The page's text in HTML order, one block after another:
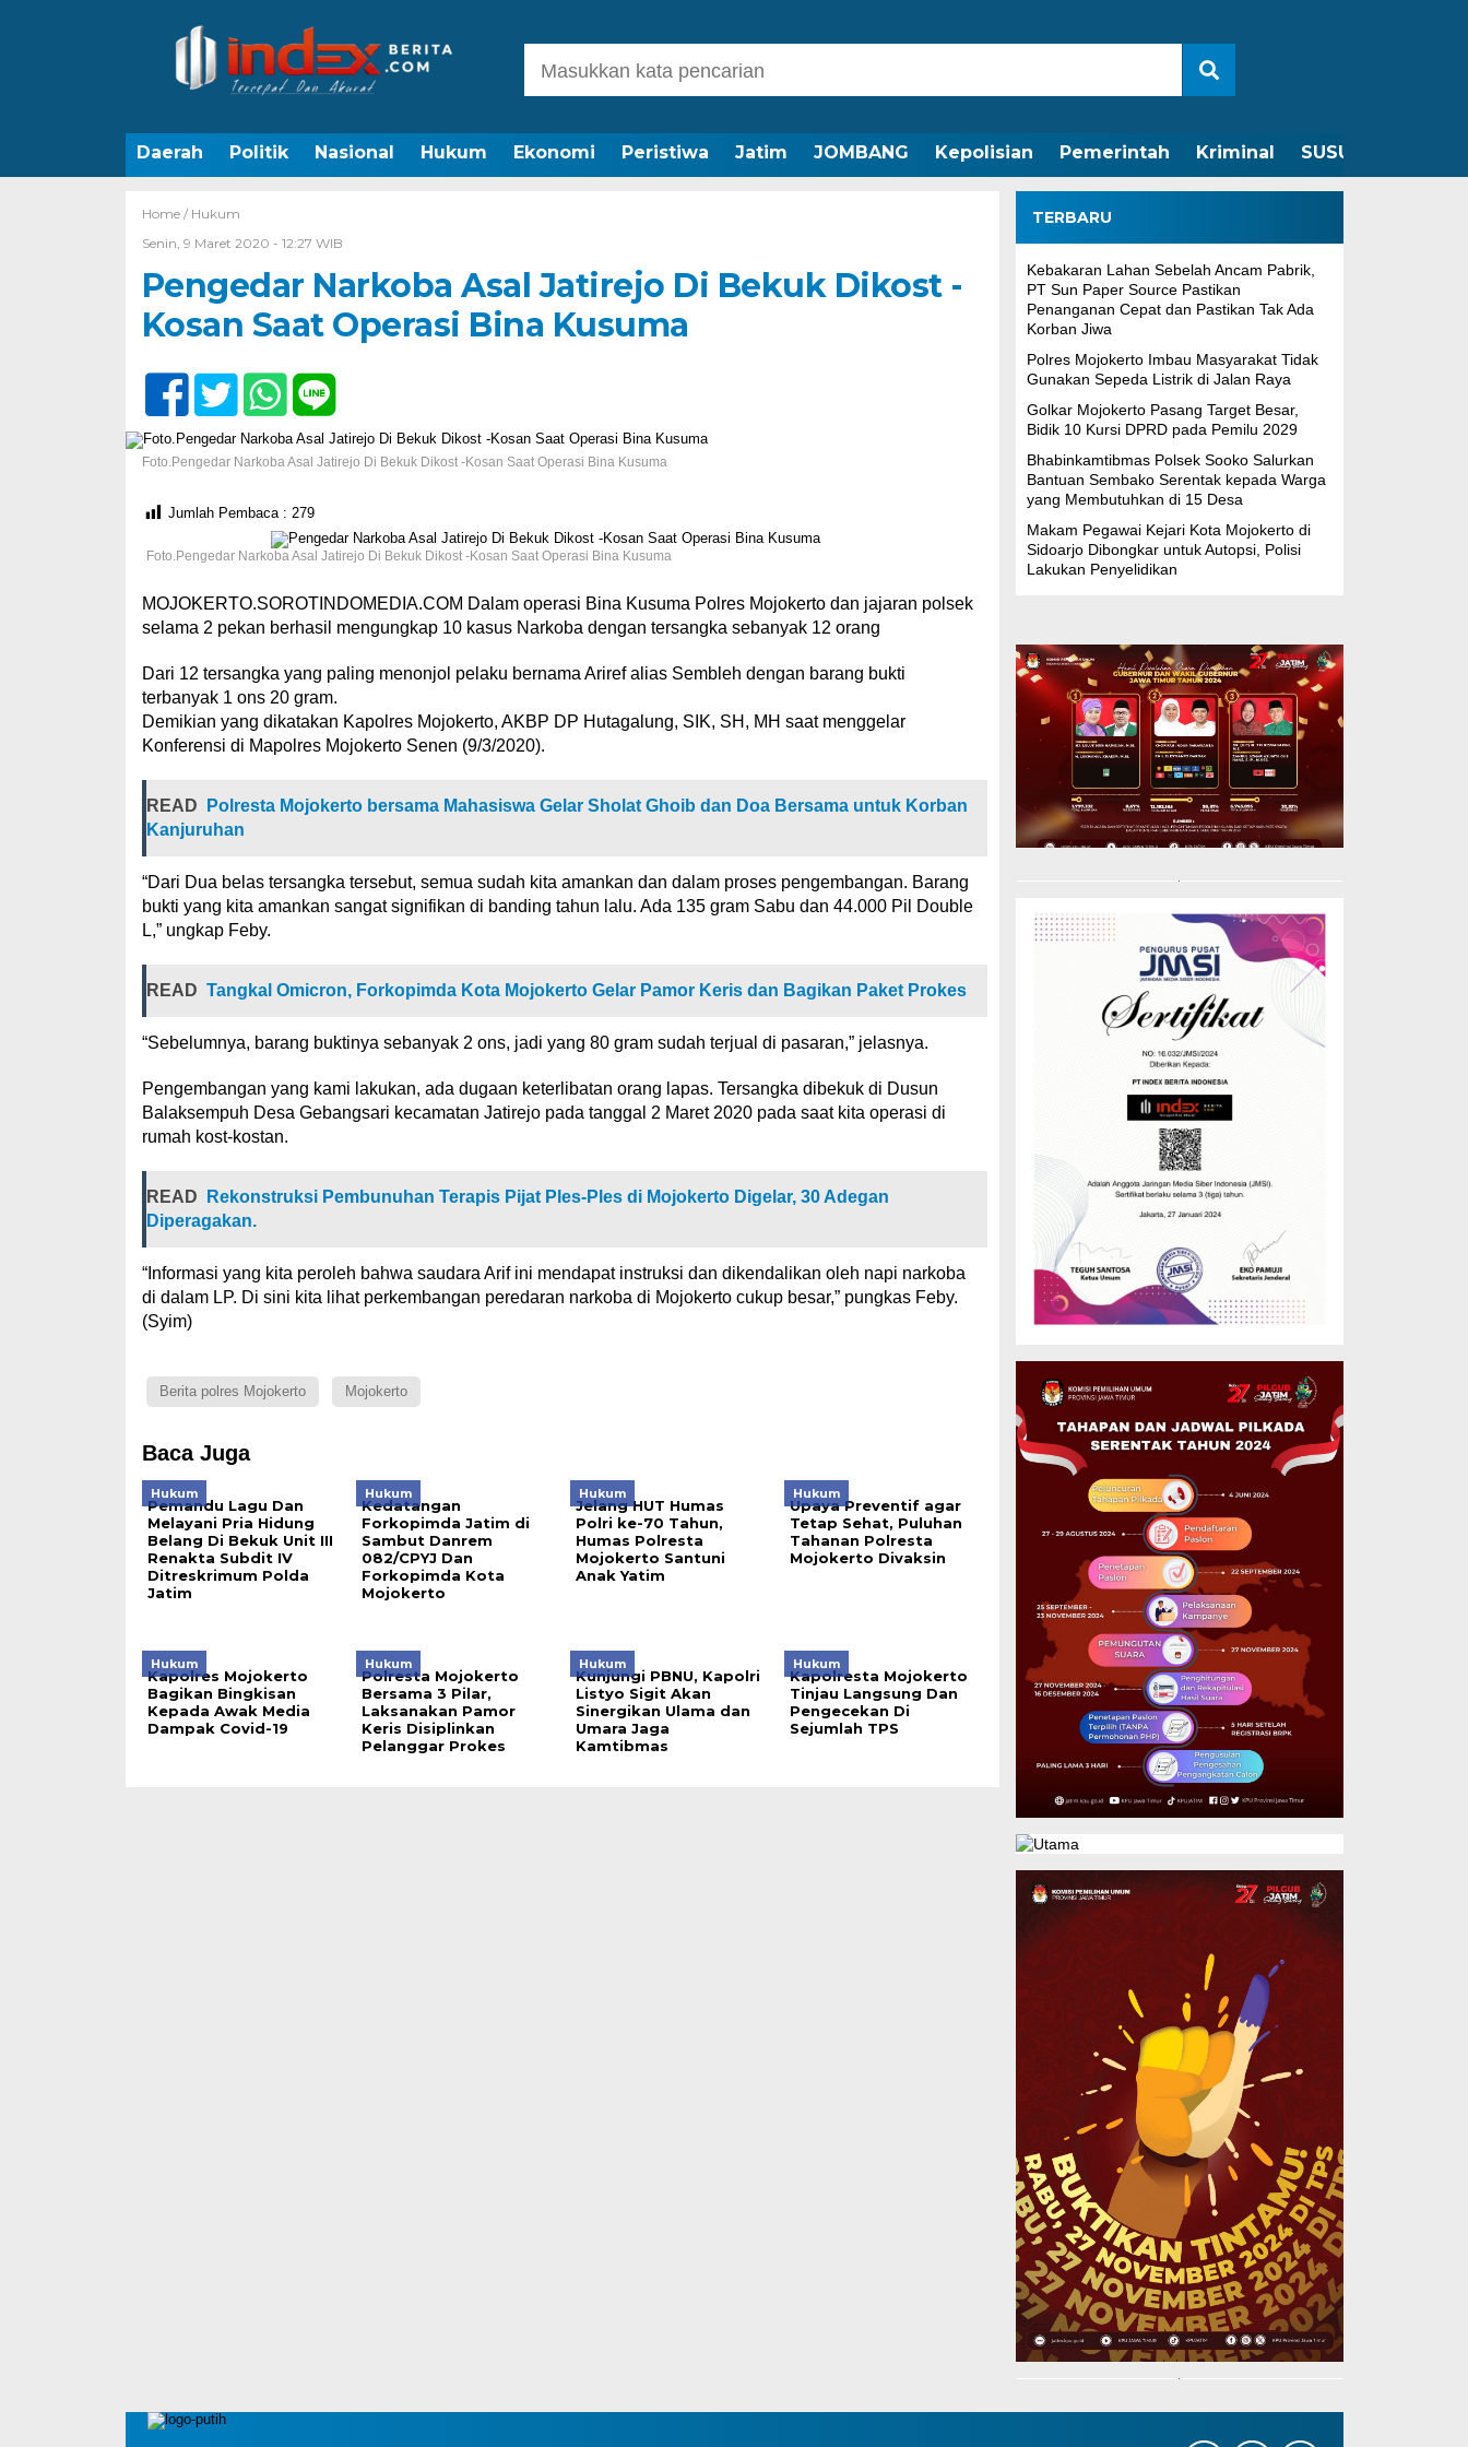
Daerah Politik Nasional Hukum Ekonomi Peristiwa Jatim JOMBANG Kepolisian Pemerintah Kriminal SUSUNAN
Home / Hukum
Senin, 9 Maret 2020 - 12:27 WIB
Pengedar Narkoba Asal Jatirejo Di Bekuk Dikost -
Kosan Saat Operasi Bina Kusuma
Foto.Pengedar Narkoba Asal Jatirejo Di Bekuk Dikost -Kosan Saat Operasi Bina Kusuma
Jumlah Pembaca : 279
Foto.Pengedar Narkoba Asal Jatirejo Di Bekuk Dikost -Kosan Saat Operasi Bina Kusuma
MOJOKERTO.SOROTINDOMEDIA.COM Dalam operasi Bina Kusuma Polres Mojokerto dan jajaran polsek
selama 2 pekan berhasil mengungkap 10 kasus Narkoba dengan tersangka sebanyak 12 orang
Dari 12 tersangka yang paling menonjol pelaku bernama Ariref alias Sembleh dengan barang bukti
terbanyak 1 ons 20 gram.
Demikian yang dikatakan Kapolres Mojokerto, AKBP DP Hutagalung, SIK, SH, MH saat menggelar
Konferensi di Mapolres Mojokerto Senen (9/3/2020).
READ
Polresta Mojokerto bersama Mahasiswa Gelar Sholat Ghoib dan Doa Bersama untuk Korban
Kanjuruhan
“Dari Dua belas tersangka tersebut, semua sudah kita amankan dan dalam proses pengembangan. Barang
bukti yang kita amankan sangat signifikan di banding tahun lalu. Ada 135 gram Sabu dan 44.000 Pil Double
L,” ungkap Feby.
READ Tangkal Omicron, Forkopimda Kota Mojokerto Gelar Pamor Keris dan Bagikan Paket Prokes
“Sebelumnya, barang buktinya sebanyak 2 ons, jadi yang 80 gram sudah terjual di pasaran,” jelasnya.
Pengembangan yang kami lakukan, ada dugaan keterlibatan orang lapas. Tersangka dibekuk di Dusun
Balaksempuh Desa Gebangsari kecamatan Jatirejo pada tanggal 2 Maret 2020 pada saat kita operasi di
rumah kost-kostan.
READ
Rekonstruksi Pembunuhan Terapis Pijat Ples-Ples di Mojokerto Digelar, 30 Adegan
Diperagakan.
“Informasi yang kita peroleh bahwa saudara Arif ini mendapat instruksi dan dikendalikan oleh napi narkoba
di dalam LP. Di sini kita lihat perkembangan peredaran narkoba di Mojokerto cukup besar,” pungkas Feby.
(Syim)
Berita polres Mojokerto Mojokerto
Baca Juga
Hukum
Pemandu Lagu Dan
Melayani Pria Hidung
Belang Di Bekuk Unit III
Renakta Subdit IV
Ditreskrimum Polda
Jatim
Hukum
Kedatangan
Forkopimda Jatim di
Sambut Danrem
082/CPYJ Dan
Forkopimda Kota
Mojokerto
Hukum
Jelang HUT Humas
Polri ke-70 Tahun,
Humas Polresta
Mojokerto Santuni
Anak Yatim
Hukum
Upaya Preventif agar
Tetap Sehat, Puluhan
Tahanan Polresta
Mojokerto Divaksin
Hukum
Kapolres Mojokerto
Bagikan Bingkisan
Kepada Awak Media
Dampak Covid-19
Hukum
Polresta Mojokerto
Bersama 3 Pilar,
Laksanakan Pamor
Keris Disiplinkan
Pelanggar Prokes
Hukum
Kunjungi PBNU, Kapolri
Listyo Sigit Akan
Sinergikan Ulama dan
Umara Jaga
Kamtibmas
Hukum
Kapolresta Mojokerto
Tinjau Langsung Dan
Pengecekan Di
Sejumlah TPS
TERBARU
Kebakaran Lahan Sebelah Ancam Pabrik,
PT Sun Paper Source Pastikan
Penanganan Cepat dan Pastikan Tak Ada
Korban Jiwa
Polres Mojokerto Imbau Masyarakat Tidak
Gunakan Sepeda Listrik di Jalan Raya
Golkar Mojokerto Pasang Target Besar,
Bidik 10 Kursi DPRD pada Pemilu 2029
Bhabinkamtibmas Polsek Sooko Salurkan
Bantuan Sembako Serentak kepada Warga
yang Membutuhkan di 15 Desa
Makam Pegawai Kejari Kota Mojokerto di
Sidoarjo Dibongkar untuk Autopsi, Polisi
Lakukan Penyelidikan